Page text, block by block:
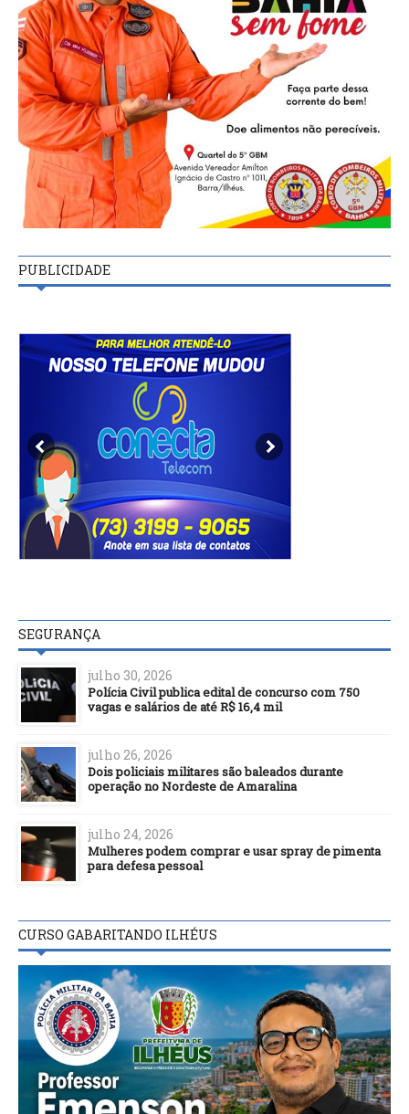
PUBLICIDADE
SEGURANÇA
julho 30, 2026
Polícia Civil publica edital de concurso com 750
vagas e salários de até R$ 16,4 mil
julho 26, 2026
Dois policiais militares são baleados durante
operação no Nordeste de Amaralina
julho 24, 2026
Mulheres podem comprar e usar spray de pimenta
para defesa pessoal
CURSO GABARITANDO ILHÉUS